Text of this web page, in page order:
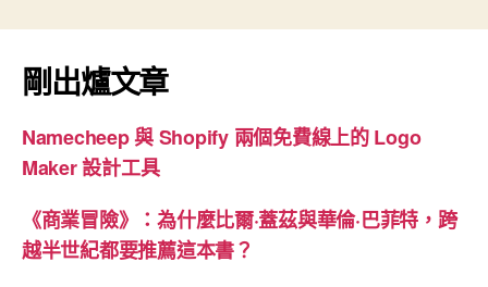
分
頁
剛出爐文章
Namecheep 與 Shopify 兩個免費線上的 Logo
Maker 設計工具
《商業冒險》：為什麼比爾·蓋茲與華倫·巴菲特，跨
越半世紀都要推薦這本書？